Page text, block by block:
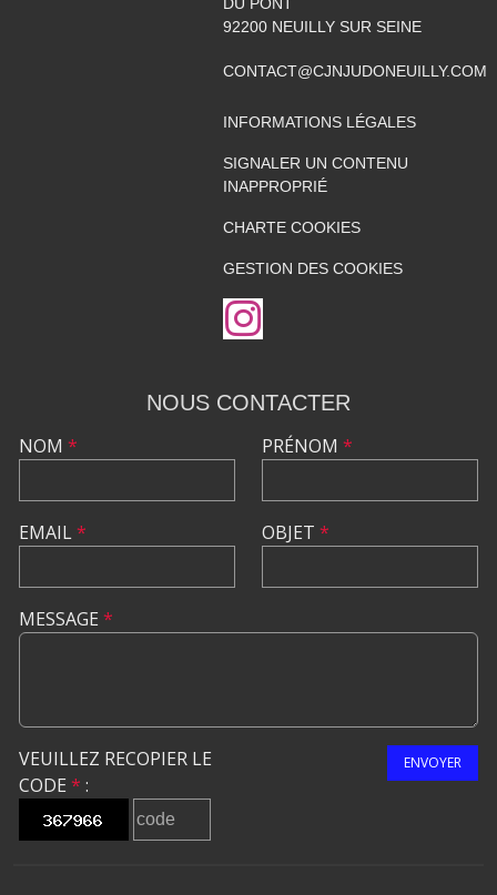
92200 NEUILLY SUR SEINE
CONTACT@CJNJUDONEUILLY.COM
INFORMATIONS LÉGALES
SIGNALER UN CONTENU
INAPPROPRIÉ
CHARTE COOKIES
GESTION DES COOKIES
NOUS CONTACTER
NOM *
EMAIL*
PRÉNOM *
OBJET *
MESSAGE *
VEUILLEZ RECOPIER LE
CODE * :
ENVOYER